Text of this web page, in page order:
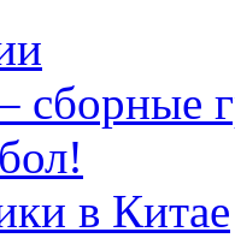
сборные
в Китае